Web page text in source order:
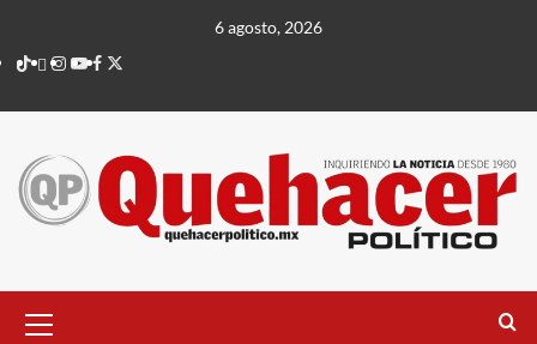
contenido
6 agosto, 2026
TikTok
threads
Instagram
Youtube
Facebook
X
principal